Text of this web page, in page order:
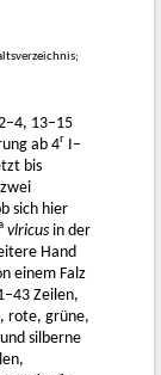
13–15
ab 4r I–
bis
sich hier
vlricus in der
Hand
einem Falz
Zeilen,
rote, grüne,
silberne